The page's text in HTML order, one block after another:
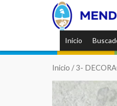
Inicio
Inicio /3-